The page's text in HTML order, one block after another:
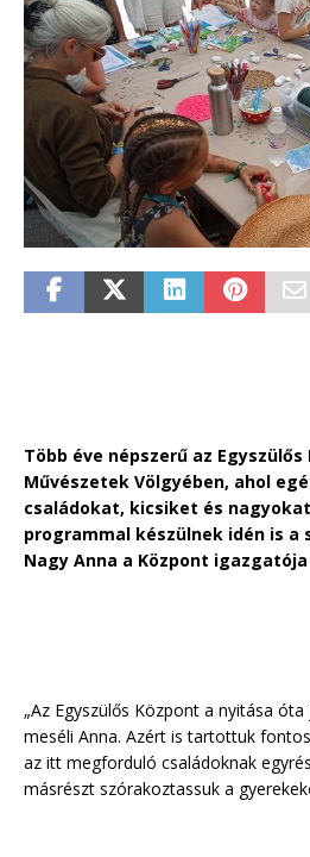
Több éve népszerű az
Művészetek Völgyében, ahol
családokat, kicsiket és
programmal készülnek idén is a
Nagy Anna a Központ
„Az Egyszülős Központ a nyitása
meséli Anna. Azért is tartottuk
az itt megforduló családoknak
másrészt szórakoztassuk a